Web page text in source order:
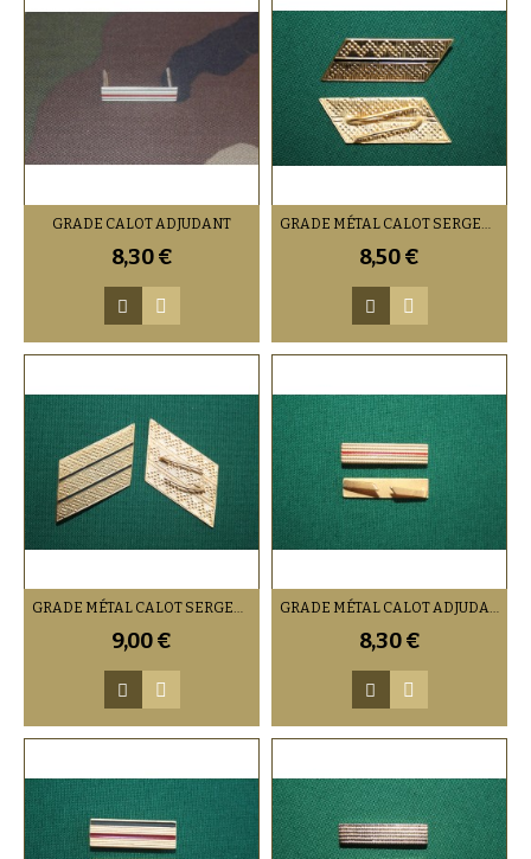
GRADE CALOT ADJUDANT
8,30 €
GRADE MÉTAL CALOT SERGENT OR
8,50 €
GRADE MÉTAL CALOT SERGENT-CHEF OR
9,00 €
GRADE MÉTAL CALOT ADJUDANT-CHEF OR
8,30 €